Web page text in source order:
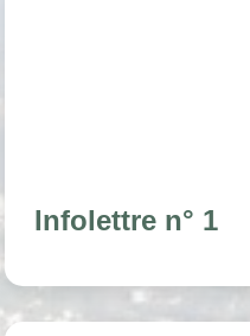
Infolettre n° 1